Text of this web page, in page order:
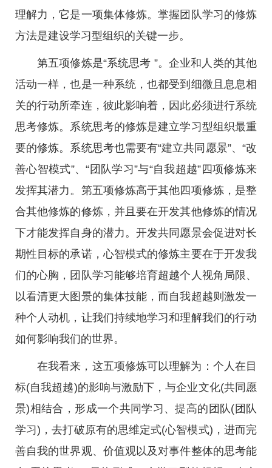
理解力，它是一项集体修炼。掌握团队学习的修炼
方法是建设学习型组织的关键一步。
第五项修炼是“系统思考 ”。企业和人类的其他
活动一样，也是一种系统，也都受到细微且息息相
关的行动所牵连，彼此影响着，因此必须进行系统
思考修炼。系统思考的修炼是建立学习型组织最重
要的修炼。系统思考也需要有“建立共同愿景”、“改
善心智模式”、“团队学习”与“自我超越”四项修炼来
发挥其潜力。第五项修炼高于其他四项修炼，是整
合其他修炼的修炼，并且要在开发其他修炼的情况
下才能发挥自身的潜力。开发共同愿景会促进对长
期性目标的承诺，心智模式的修炼主要在于开发我
们的心胸，团队学习能够培育超越个人视角局限、
以看清更大图景的集体技能，而自我超越则激发一
种个人动机，让我们持续地学习和理解我们的行动
如何影响我们的世界。
在我看来，这五项修炼可以理解为：个人在目
标(自我超越)的影响与激励下，与企业文化(共同愿
景)相结合，形成一个共同学习、提高的团队(团队
学习)，去打破原有的思维定式(心智模式)，进而完
善自我的世界观、价值观以及对事件整体的思考能